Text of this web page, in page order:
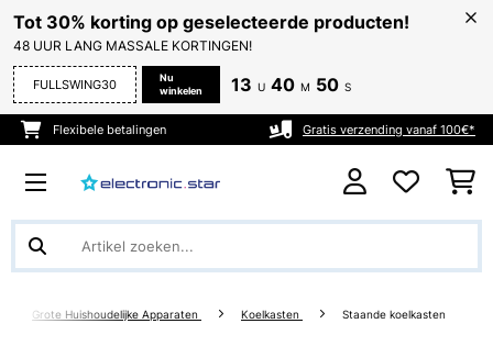
Tot 30% korting op geselecteerde producten!
48 UUR LANG MASSALE KORTINGEN!
FULLSWING30
Nu
winkelen
13 U 40 M 50 S
Flexibele betalingen Gratis verzending vanaf 100€*
Grote Huishoudelijke Apparaten Koelkasten Staande koelkasten